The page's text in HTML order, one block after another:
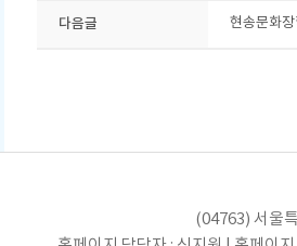
다음글 현송문화
(04763) 서울